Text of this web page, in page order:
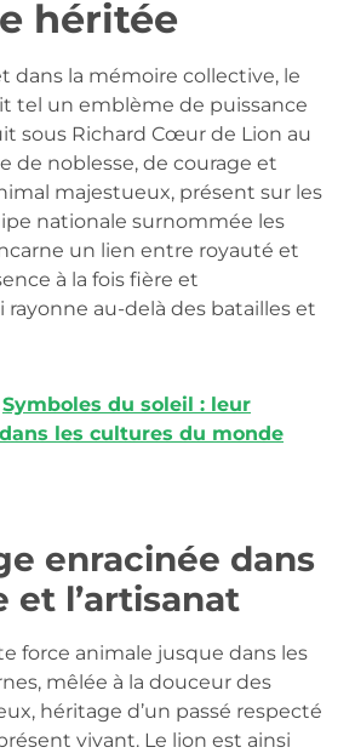
héritée
dans la mémoire collective, le
tel un emblème de puissance
sous Richard Cœur de Lion au
de noblesse, de courage et
majestueux, présent sur les
nationale surnommée les
un lien entre royauté et
à la fois fière et
au-delà des batailles et
Symboles du soleil : leur
les cultures du monde
enracinée dans
et l’artisanat
force animale jusque dans les
mêlée à la douceur des
héritage d’un passé respecté
vivant. Le lion est ainsi